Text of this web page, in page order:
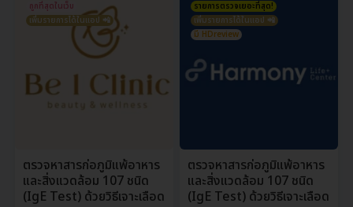
ถูกที่สุดในเว็บ
เพิ่มรายการได้ในแอป 📲
ตรวจหาสารก่อภูมิแพ้อาหาร
และสิ่งแวดล้อม 107 ชนิด
(IgE Test) ด้วยวิธีเจาะเลือด
รายการตรวจเยอะที่สุด!
เพิ่มรายการได้ในแอป 📲
มี HDreview
ตรวจหาสารก่อภูมิแพ้อาหาร
และสิ่งแวดล้อม 107 ชนิด
(IgE Test) ด้วยวิธีเจาะเลือด